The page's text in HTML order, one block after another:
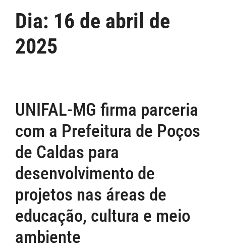
Dia: 16 de abril de
2025
UNIFAL-MG firma parceria
com a Prefeitura de Poços
de Caldas para
desenvolvimento de
projetos nas áreas de
educação, cultura e meio
ambiente